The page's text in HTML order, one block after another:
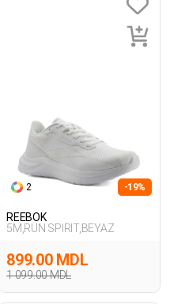
2 -19%
REEBOK
5M,RUN SPIRIT,BEYAZ
1 099.00 MDL
899.00 MDL